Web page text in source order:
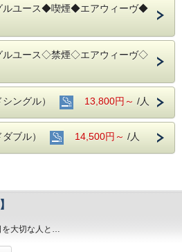
ルユース◆喫煙◆エアウィーヴ◆
ルユース◇禁煙◇エアウィーヴ◇
シングル） 13,800円～ /人
ダブル） 14,500円～ /人
大切な人と…